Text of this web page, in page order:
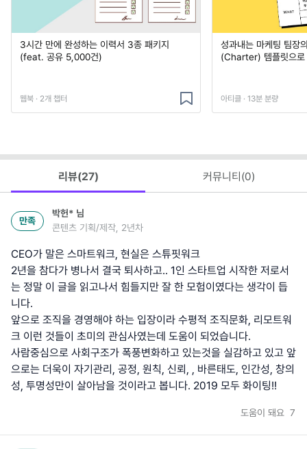
3시간 만에 완성하는 이력서 3종 패키지
(feat. 공유 5,000건)
웹북 · 2개 챕터
성과내는 마케팅 팀장
(Charter) 템플릿으로
아티클 · 13분 분량
리뷰(27) 커뮤니티(0)
만족
박헌* 님
콘텐츠 기획/제작, 2년차
CEO가 말은 스마트워크, 현실은 스튜핏워크
2년을 참다가 병나서 결국 퇴사하고.. 1인 스타트업 시작한 저로서
는 정말 이 글을 읽고나서 힘들지만 잘 한 모험이였다는 생각이 듭
니다.
앞으로 조직을 경영해야 하는 입장이라 수평적 조직문화, 리모트워
크 이런 것들이 초미의 관심사였는데 도움이 되었습니다.
사람중심으로 사회구조가 폭풍변화하고 있는것을 실감하고 있고 앞
으로는 더욱이 자기관리, 공정, 원칙, 신뢰, , 바른태도, 인간성, 창의
성, 투명성만이 살아남을 것이라고 봅니다. 2019 모두 화이팅!!
도움이 돼요 7